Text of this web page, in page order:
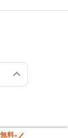
料※